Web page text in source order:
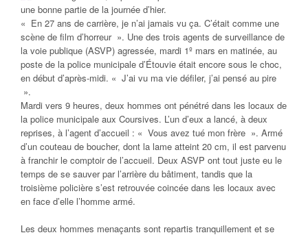
« En 27 ans de carrière, je n’ai jamais vu ça. C’était comme une
scène de film d’horreur». Une des trois agents de surveillance de
la voie publique (ASVP) agressée, mardi 1º mars en matinée, au
poste de la police municipale d’Étouvie était encore sous le choc,
en début d’après-midi. « J’ai vu ma vie défiler, j’ai pensé au pire
».
Mardi vers 9 heures, deux hommes ont pénétré dans les locaux de
la police municipale aux Coursives. L’un d’eux a lancé, à deux
reprises, à l’agent d’accueil : « Vous avez tué mon frère ». Armé
d’un couteau de boucher, dont la lame atteint 20 cm, il est parvenu
à franchir le comptoir de l’accueil. Deux ASVP ont tout juste eu le
temps de se sauver par l’arrière du bâtiment, tandis que la
troisième policière s’est retrouvée coincée dans les locaux avec
en face d’elle l’homme armé.
Les deux hommes menaçants sont repartis tranquillement et se